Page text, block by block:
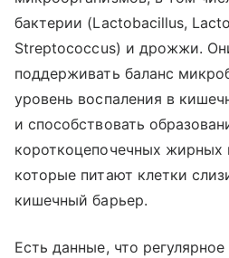
бактерии (Lactobacillus,
Streptococcus) и дрожжи.
поддерживать баланс
уровень воспаления в
и способствовать
короткоцепочечных
которые питают клетки
кишечный барьер.
Есть данные, что